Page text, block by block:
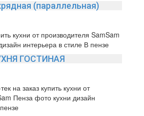
(параллельная)
ГОСТИНАЯ